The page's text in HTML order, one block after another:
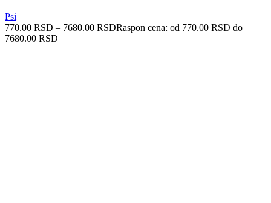
Psi
770.00 RSD – 7680.00 RSDRaspon cena: od 770.00 RSD do
7680.00 RSD